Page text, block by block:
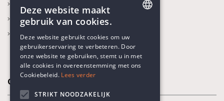
Boekenprijs
Karel Poma-lezing
Onze thema's
DUTCH
Deze website maakt
gebruik van cookies.
Deze website gebruikt cookies om uw
gebruikerservaring te verbeteren. Door
onze website te gebruiken, stemt u in met
alle cookies in overeenstemming met ons
Cookiebeleid. Lees verder
STRIKT NOODZAKELIJK